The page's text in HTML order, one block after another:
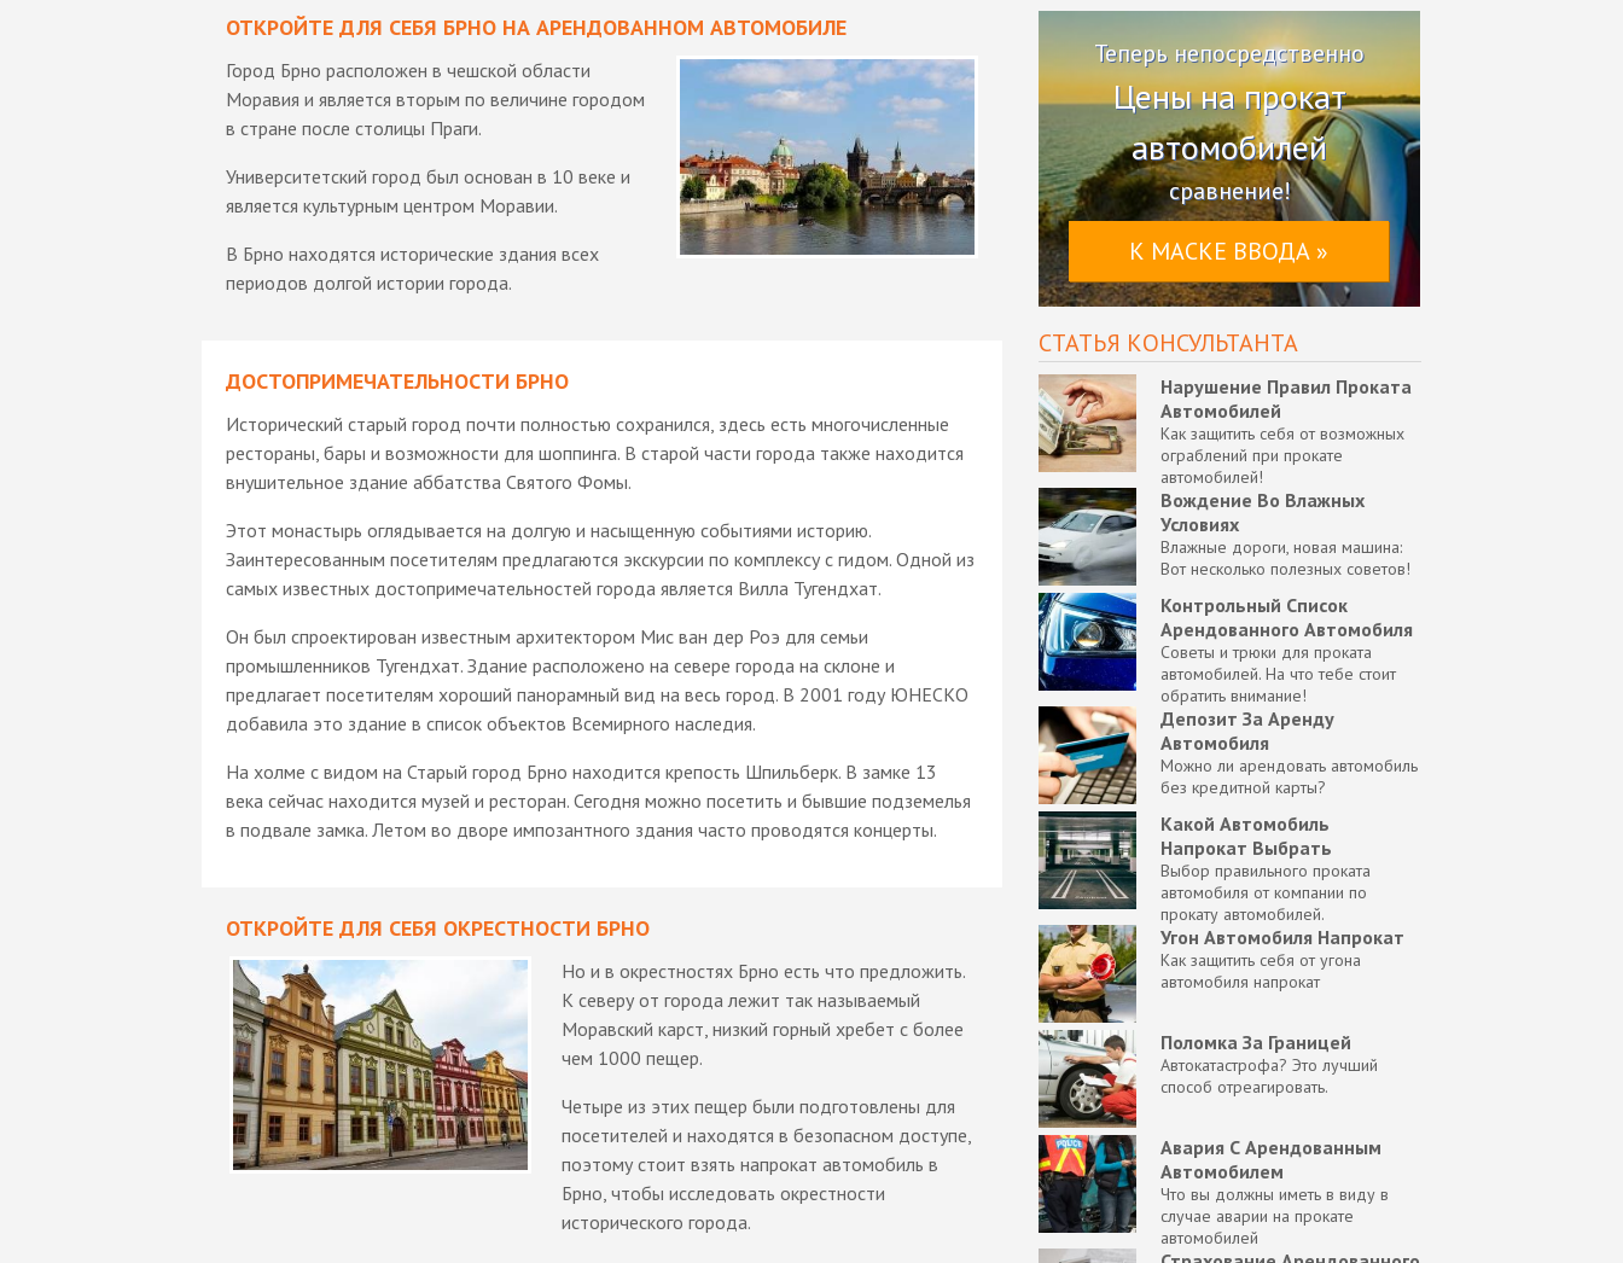
ОТКРОЙТЕ ДЛЯ СЕБЯ БРНО НА АРЕНДОВАННОМ АВТОМОБИЛЕ
Город Брно расположен в чешской области
Моравия и является вторым по величине городом
в стране после столицы Праги.
Университетский город был основан в 10 веке и
является культурным центром Моравии.
В Брно находятся исторические здания всех
периодов долгой истории города.
ДОСТОПРИМЕЧАТЕЛЬНОСТИ БРНО
Исторический старый город почти полностью сохранился, здесь есть многочисленные
рестораны, бары и возможности для шоппинга. В старой части города также находится
внушительное здание аббатства Святого Фомы.
Этот монастырь оглядывается на долгую и насыщенную событиями историю.
Заинтересованным посетителям предлагаются экскурсии по комплексу с гидом. Одной из
самых известных достопримечательностей города является Вилла Тугендхат.
Он был спроектирован известным архитектором Мис ван дер Роэ для семьи
промышленников Тугендхат. Здание расположено на севере города на склоне и
предлагает посетителям хороший панорамный вид на весь город. В 2001 году ЮНЕСКО
добавила это здание в список объектов Всемирного наследия.
На холме с видом на Старый город Брно находится крепость Шпильберк. В замке 13
века сейчас находится музей и ресторан. Сегодня можно посетить и бывшие подземелья
в подвале замка. Летом во дворе импозантного здания часто проводятся концерты.
ОТКРОЙТЕ ДЛЯ СЕБЯ ОКРЕСТНОСТИ БРНО
Но и в окрестностях Брно есть что предложить.
К северу от города лежит так называемый
Моравский карст, низкий горный хребет с более
чем 1000 пещер.
Четыре из этих пещер были подготовлены для
посетителей и находятся в безопасном доступе,
поэтому стоит взять напрокат автомобиль в
Брно, чтобы исследовать окрестности
исторического города.
Теперь непосредственно
Цены на прокат
автомобилей
сравнение!
К МАСКЕ ВВОДА »
СТАТЬЯ КОНСУЛЬТАНТА
Нарушение Правил Проката
Автомобилей
Как защитить себя от возможных
ограблений при прокате
автомобилей!
Вождение Во Влажных
Условиях
Влажные дороги, новая машина:
Вот несколько полезных советов!
Контрольный Список
Арендованного Автомобиля
Советы и трюки для проката
автомобилей. На что тебе стоит
обратить внимание!
Депозит За Аренду
Автомобиля
Можно ли арендовать автомобиль
без кредитной карты?
Какой Автомобиль
Напрокат Выбрать
Выбор правильного проката
автомобиля от компании по
прокату автомобилей.
Угон Автомобиля Напрокат
Как защитить себя от угона
автомобиля напрокат
Поломка За Границей
Автокатастрофа? Это лучший
способ отреагировать.
Авария С Арендованным
Автомобилем
Что вы должны иметь в виду в
случае аварии на прокате
автомобилей